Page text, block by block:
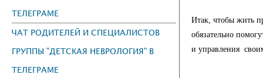
ТЕЛЕГРАМЕ
ЧАТ РОДИТЕЛЕЙ И СПЕЦИАЛИСТОВ
ГРУППЫ "ДЕТСКАЯ НЕВРОЛОГИЯ" В
ТЕЛЕГРАМЕ
Итак, чтобы жить
обязательно
и управления